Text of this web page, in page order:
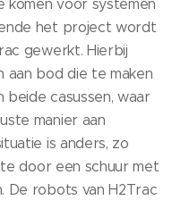
voor systemen
het project wordt
gewerkt. Hierbij
aan bod die te maken
casussen, waar
manier aan
is anders, zo
door een schuur met
De robots van H2Trac